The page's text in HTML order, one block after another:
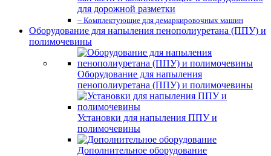
для дорожной разметки
– Комплектующие для демаркировочных машин
Оборудование для напыления пенополиуретана (ППУ) и
полимочевины
Оборудование для напыления
пенополиуретана (ППУ) и полимочевины
Установки для напыления ППУ и
полимочевины
Дополнительное оборудование